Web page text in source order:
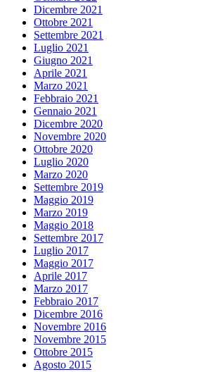
Dicembre 2021
Ottobre 2021
Settembre 2021
Luglio 2021
Giugno 2021
Aprile 2021
Marzo 2021
Febbraio 2021
Gennaio 2021
Dicembre 2020
Novembre 2020
Ottobre 2020
Luglio 2020
Marzo 2020
Settembre 2019
Maggio 2019
Marzo 2019
Maggio 2018
Settembre 2017
Luglio 2017
Maggio 2017
Aprile 2017
Marzo 2017
Febbraio 2017
Dicembre 2016
Novembre 2016
Novembre 2015
Ottobre 2015
Agosto 2015